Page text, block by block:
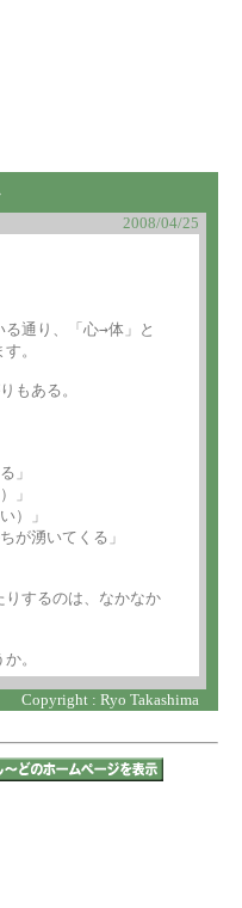
2008/04/25
る通り、「心→体」と
。
もある。
」
」
）」
が湧いてくる」
するのは、なかなか
。
Copyright : Ryo Takashima